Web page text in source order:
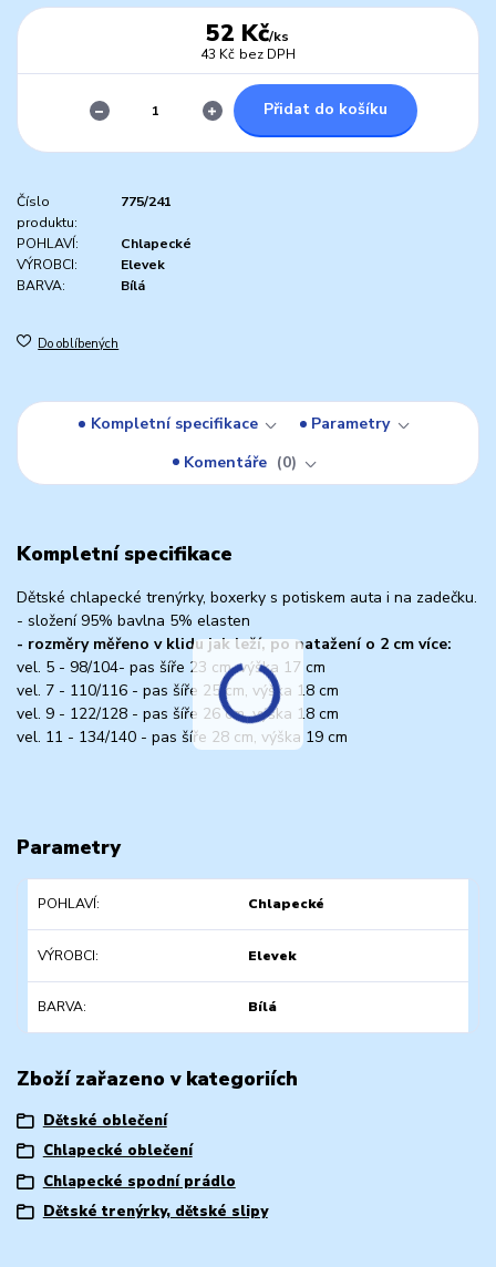
52 Kč/ks
43 Kč bez DPH
Přidat do košíku
Číslo
produktu:
775/241
POHLAVÍ:
Chlapecké
VÝROBCI:
Elevek
BARVA:
Bílá
Do oblíbených
Kompletní specifikace
Parametry
Komentáře
0
Kompletní specifikace
Dětské chlapecké trenýrky, boxerky s potiskem auta i na zadečku.
- složení 95% bavlna 5% elasten
- rozměry měřeno v klidu jak leží, po natažení o 2 cm více:
vel. 5 - 98/104- pas šíře 23 cm, výška 17 cm
vel. 7 - 110/116 - pas šíře 25 cm, výška 18 cm
vel. 9 - 122/128 - pas šíře 26 cm, výška 18 cm
vel. 11 - 134/140 - pas šíře 28 cm, výška 19 cm
Parametry
POHLAVÍ Chlapecké
VÝROBCI Elevek
BARVA Bílá
Zboží zařazeno v kategoriích
Dětské oblečení
Chlapecké oblečení
Chlapecké spodní prádlo
Dětské trenýrky, dětské slipy